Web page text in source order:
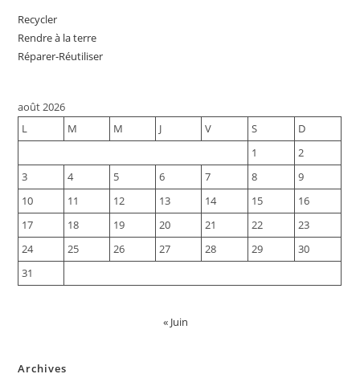
Recycler
Rendre à la terre
Réparer-Réutiliser
août 2026
L
M M J V S
D
1
2
3
4 5 6 7 8
9
10
11 12 13 14 15
16
17
18 19 20 21 22
23
24
25 26 27 28 29
30
31
« Juin
Archives